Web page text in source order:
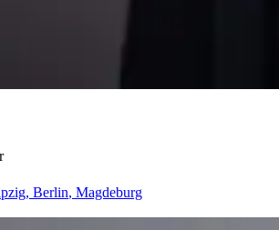
, Berlin, Magdeburg